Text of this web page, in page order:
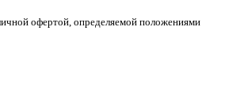
офертой, определяемой положениями